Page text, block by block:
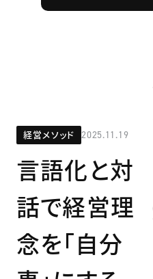
経営メソッド 2025.11.19
言語化と対
話で経営理
念を「自分